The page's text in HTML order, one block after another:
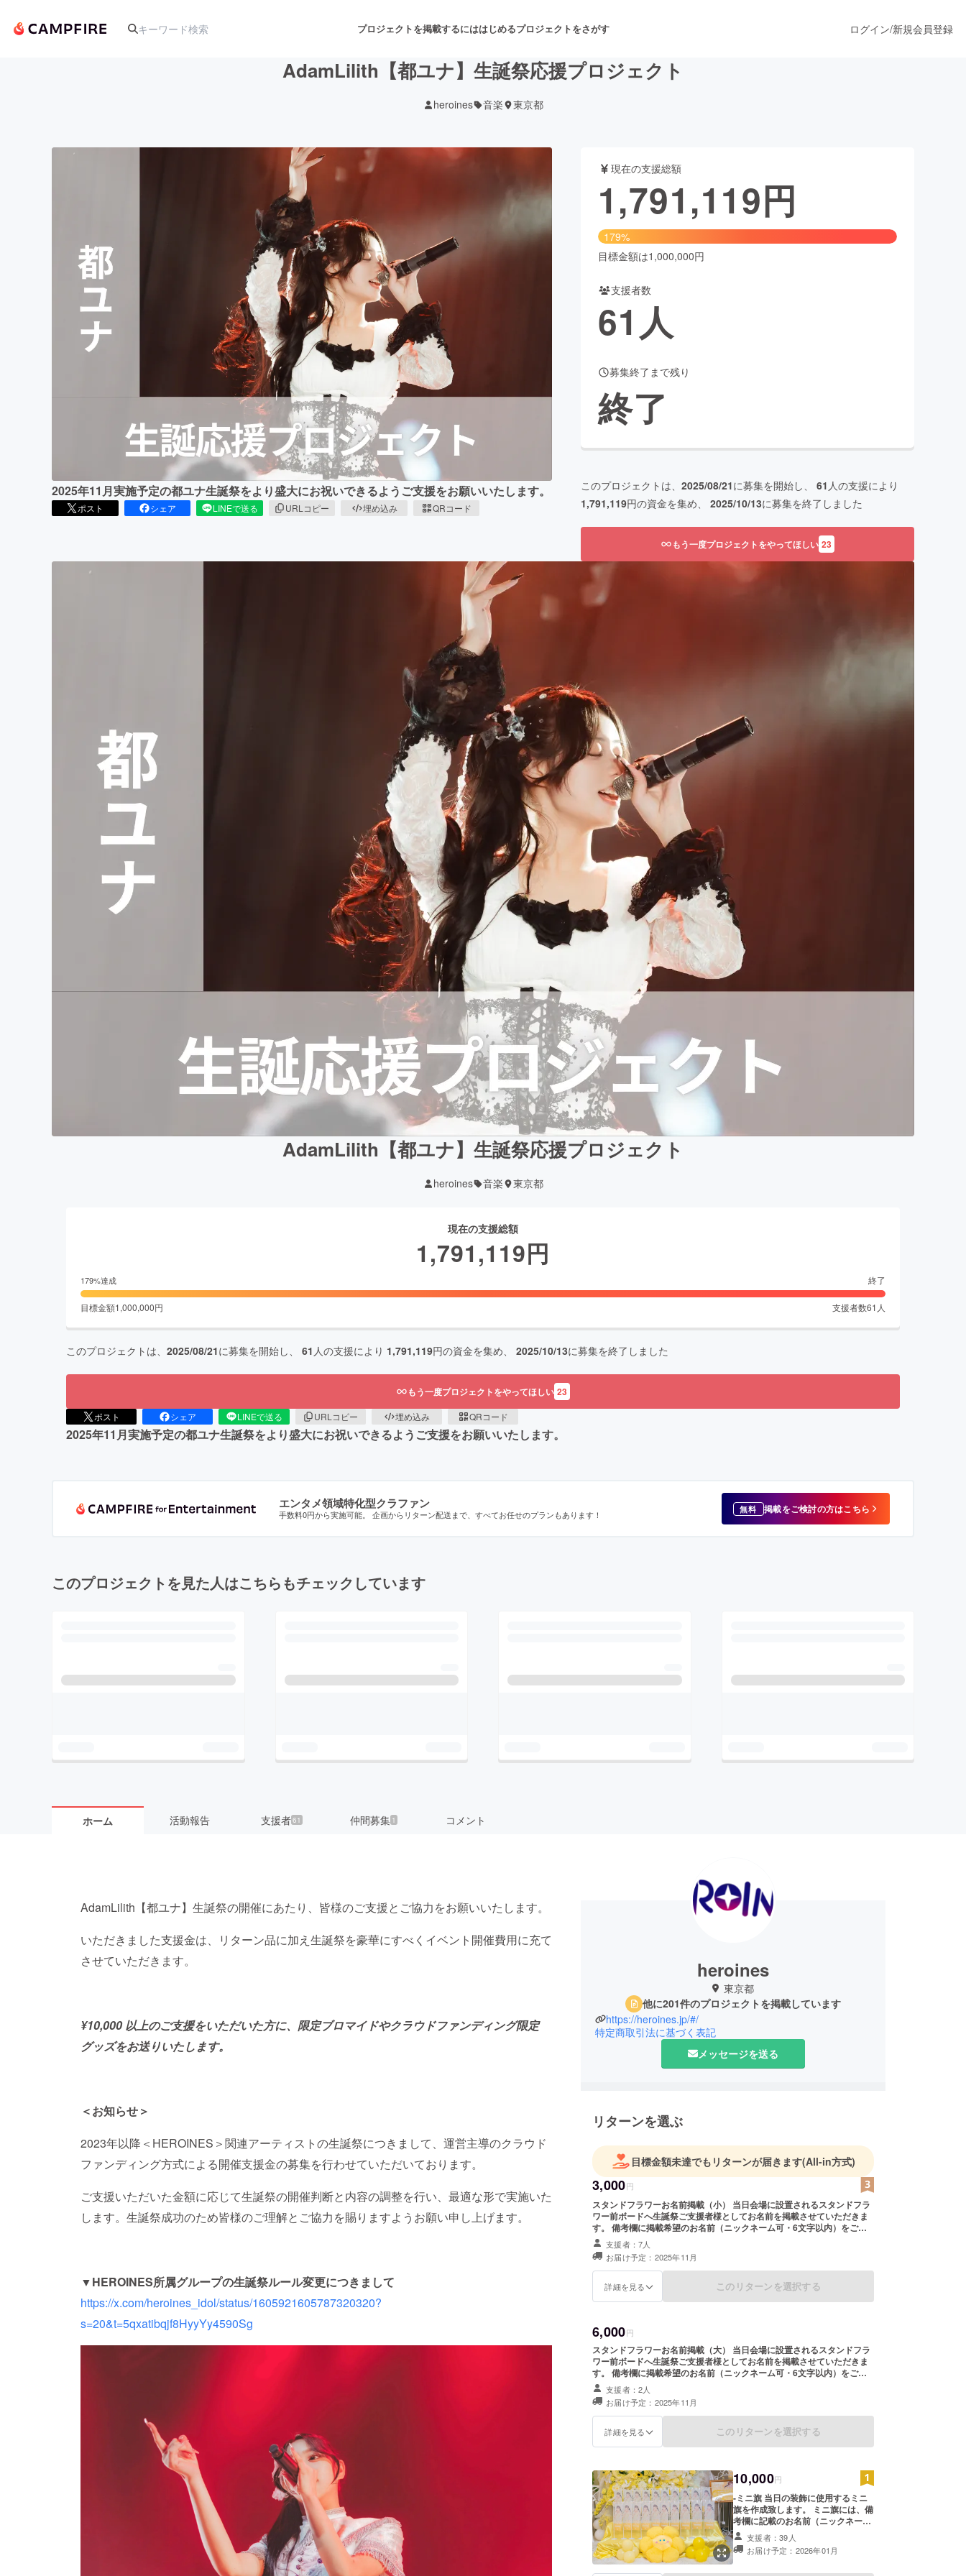
プロジェクトを掲載するにははじめるプロジェクトをさがす
音楽 舞台・パフォーマンス
テクノロジー・ガジェット ゲーム・サービス開発 ファッション
書籍・雑誌出版
チャレンジ ビューティー・ヘルスケア
まちづくり・地域活性化
CAMPFIRE for Social Good
CAMPFIREふるさと納税machi-yaコミュニティ
ログイン/新規会員登録
AdamLilith【都ユナ】生誕祭応援プロジェクト
heroines 音楽 東京都
2025年11月実施予定の都ユナ生誕祭をより盛大にお祝いできるようご支援をお願いいたします。
ポスト シェア LINEで送る URLコピー 埋め込み QRコード
現在の支援総額
1,791,119円
179%
目標金額は1,000,000円
支援者数
61 人
募集終了まで残り
終了
このプロジェクトは、 2025/08/21に募集を開始し、 61 人の支援により
1,791,119円の資金を集め、 2025/10/13に募集を終了しました
もう一度プロジェクトをやってほしい 23
AdamLilith【都ユナ】生誕祭応援プロジェクト
heroines 音楽 東京都
現在の支援総額
1,791,119円
179%達成 終了
目標金額1,000,000円 支援者数61 人
このプロジェクトは、 2025/08/21に募集を開始し、 61 人の支援により 1,791,119円の資金を集め、 2025/10/13に募集を終了しました
もう一度プロジェクトをやってほしい 23
ポスト シェア LINEで送る URLコピー 埋め込み QRコード
2025年11月実施予定の都ユナ生誕祭をより盛大にお祝いできるようご支援をお願いいたします。
エンタメ領域特化型クラファン
手数料0円から実施可能。 企画からリターン配送まで、すべてお任せのプランもあります！ 無料 掲載をご検討の方はこちら
このプロジェクトを見た人はこちらもチェックしています
ホーム 活動報告 支援者61 仲間募集 1 コメント
AdamLilith【都ユナ】生誕祭の開催にあたり、皆様のご支援とご協力をお願いいたします。
いただきました支援金は、リターン品に加え生誕祭を豪華にすべくイベント開催費用に充て
させていただきます。
¥10,000 以上のご支援をいただいた方に、限定ブロマイドやクラウドファンディング限定
グッズをお送りいたします。
＜お知らせ＞
2023年以降＜HEROINES＞関連アーティストの生誕祭につきまして、運営主導のクラウド
ファンディング方式による開催支援金の募集を行わせていただいております。
ご支援いただいた金額に応じて生誕祭の開催判断と内容の調整を行い、最適な形で実施いた
します。生誕祭成功のため皆様のご理解とご協力を賜りますようお願い申し上げます。
▼HEROINES所属グループの生誕祭ルール変更につきまして
https://x.com/heroines_idol/status/1605921605787320320?
s=20&t=5qxatibqjf8HyyYy4590Sg
heroines
東京都
他に201件のプロジェクトを掲載しています
https://heroines.jp/#/
特定商取引法に基づく表記
メッセージを送る
リターンを選ぶ
目標金額未達でもリターンが届きます(All-in方式)
3,000円
スタンドフラワーお名前掲載（小） 当日会場に設置されるスタンドフラ
ワー前ボードへ生誕祭ご支援者様としてお名前を掲載させていただきま
す。 備考欄に掲載希望のお名前（ニックネーム可・6文字以内）をご記
載ください。希望のお名前がない場合は、空欄でも問題ございません。
※スタンドフラワー前ボードのお持ち帰り不可 ※7文字以上のお名前・特
殊文字・記号は使用できません。使用された場合ご希望のお名前での履
行が難しい場合がございますこと予めご了承ください。
支援者：7人
お届け予定：2025年11月
詳細を見る このリターンを選択する
6,000円
スタンドフラワーお名前掲載（大） 当日会場に設置されるスタンドフラ
ワー前ボードへ生誕祭ご支援者様としてお名前を掲載させていただきま
す。 備考欄に掲載希望のお名前（ニックネーム可・6文字以内）をご記
載ください。希望のお名前がない場合は、空欄でも問題ございません。
※スタンドフラワー前ボードのお持ち帰り不可 ※7文字以上のお名前・特
殊文字・記号は使用できません。使用された場合ご希望のお名前での履
行が難しい場合がございますこと予めご了承ください。
支援者：2人
お届け予定：2025年11月
詳細を見る このリターンを選択する
10,000円
-ミニ旗 当日の装飾に使用するミニ
旗を作成致します。 ミニ旗には、備
考欄に記載のお名前（ニックネーム
可・6文字以内）を印刷させていた
だきます。 開催後、タレント直筆サ
インを入れた状態でご自宅へ発送さ
支援者：39人
お届け予定：2026年01月